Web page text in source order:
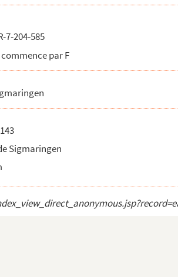
7-204-585
par F
Sigmaringen